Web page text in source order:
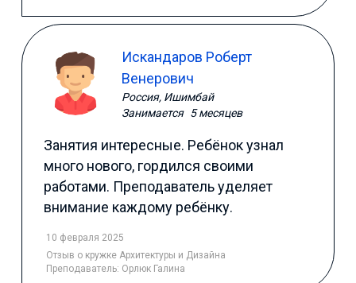
Искандаров Роберт
Венерович
Россия, Ишимбай
Занимается 5 месяцев
Занятия интересные. Ребёнок узнал
много нового, гордился своими
работами. Преподаватель уделяет
внимание каждому ребёнку.
10 февраля 2025
Отзыв о кружке Архитектуры и Дизайна
Преподаватель: Орлюк Галина